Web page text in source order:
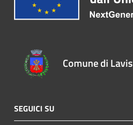
Comune di Lavis
SEGUICI SU